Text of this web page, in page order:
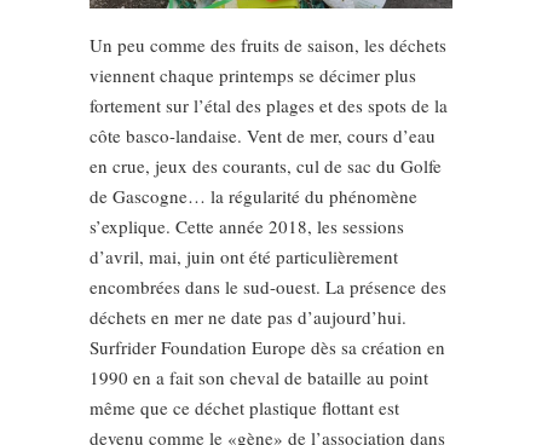
Un peu comme des fruits de saison, les déchets
viennent chaque printemps se décimer plus
fortement sur l’étal des plages et des spots de la
côte basco-landaise. Vent de mer, cours d’eau
en crue, jeux des courants, cul de sac du Golfe
de Gascogne… la régularité du phénomène
s’explique. Cette année 2018, les sessions
d’avril, mai, juin ont été particulièrement
encombrées dans le sud-ouest. La présence des
déchets en mer ne date pas d’aujourd’hui.
Surfrider Foundation Europe dès sa création en
1990 en a fait son cheval de bataille au point
même que ce déchet plastique flottant est
devenu comme le «gène» de l’association dans